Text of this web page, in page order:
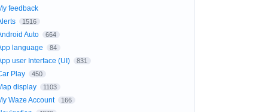
feedback
1516
Auto 664
language 84
user Interface (UI) 831
Play 450
display 1103
Waze Account 166